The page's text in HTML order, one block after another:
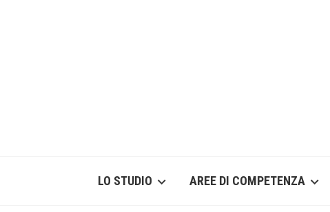
LO STUDIO AREE DI COMPETENZA